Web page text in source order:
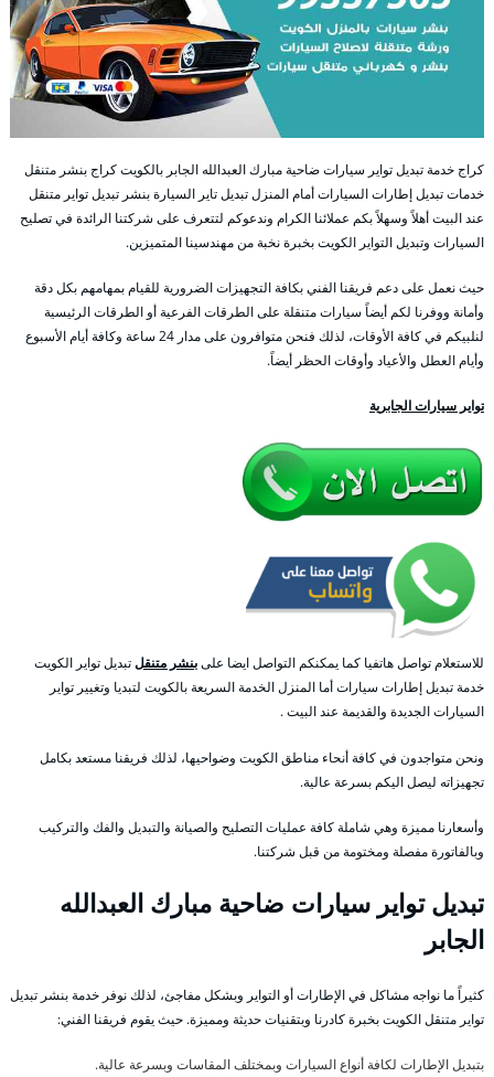
كراج خدمة تبديل تواير سيارات ضاحية مبارك العبدالله الجابر بالكويت كراج بنشر متنقل
خدمات تبديل إطارات السيارات أمام المنزل تبديل تاير السيارة بنشر تبديل تواير متنقل
عند البيت أهلاً وسهلاً بكم عملائنا الكرام وندعوكم لتتعرف على شركتنا الرائدة في تصليح
السيارات وتبديل التواير الكويت بخبرة نخبة من مهندسينا المتميزين.
حيث نعمل على دعم فريقنا الفني بكافة التجهيزات الضرورية للقيام بمهامهم بكل دقة
وأمانة ووفرنا لكم أيضاً سيارات متنقلة على الطرقات الفرعية أو الطرقات الرئيسية
لنلبيكم في كافة الأوقات، لذلك فنحن متوافرون على مدار 24 ساعة وكافة أيام الأسبوع
وأيام العطل والأعياد وأوقات الحظر أيضاً.
تواير سيارات الجابرية
للاستعلام تواصل هاتفيا كما يمكنكم التواصل ايضا علىبنشر متنقلتبديل تواير الكويت
خدمة تبديل إطارات سيارات أما المنزل الخدمة السريعة بالكويت لتبديا وتغيير تواير
السيارات الجديدة والقديمة عند البيت .
ونحن متواجدون في كافة أنحاء مناطق الكويت وضواحيها، لذلك فريقنا مستعد بكامل
تجهيزاته ليصل اليكم بسرعة عالية.
وأسعارنا مميزة وهي شاملة كافة عمليات التصليح والصيانة والتبديل والفك والتركيب
وبالفاتورة مفصلة ومختومة من قبل شركتنا.
تبديل تواير سيارات ضاحية مبارك العبدالله
الجابر
كثيراً ما نواجه مشاكل في الإطارات أو التواير وبشكل مفاجئ، لذلك نوفر خدمة بنشر تبديل
تواير متنقل الكويت بخبرة كادرنا وبتقنيات حديثة ومميزة. حيث يقوم فريقنا الفني:
بتبديل الإطارات لكافة أنواع السيارات وبمختلف المقاسات وبسرعة عالية.